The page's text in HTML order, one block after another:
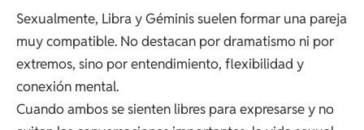
Sexualmente, Libra y Géminis suelen formar una pareja
muy compatible. No destacan por dramatismo ni por
extremos, sino por entendimiento, flexibilidad y
conexión mental.
Cuando ambos se sienten libres para expresarse y no